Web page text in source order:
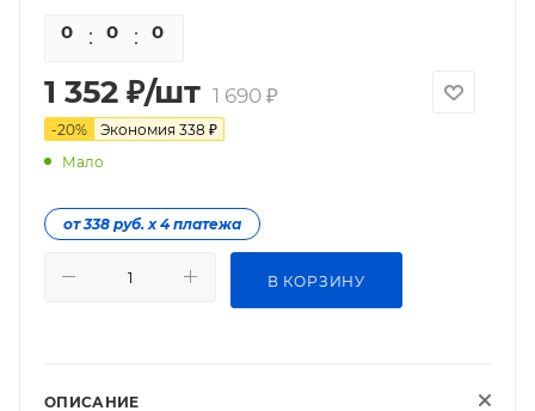
0 0 0
1 352 ₽/шт 1 690₽
-20% Экономия 338 ₽
Мало
от 338 руб. х 4 платежа
В КОРЗИНУ
ОПИСАНИЕ